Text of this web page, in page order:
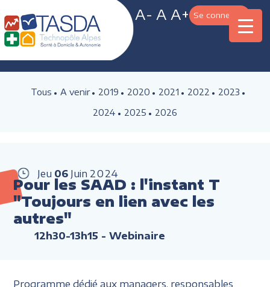
A- A A+ Se connecter
Tous A venir 2019 2020 2021 2022
2023
2024
2025 2026
Jeu 06 Juin 2024
Pour les SAAD : l'instant T
"Toujours en lien avec les
autres"
12h30-13h15 - Webinaire
Programme dédié aux managers, responsables